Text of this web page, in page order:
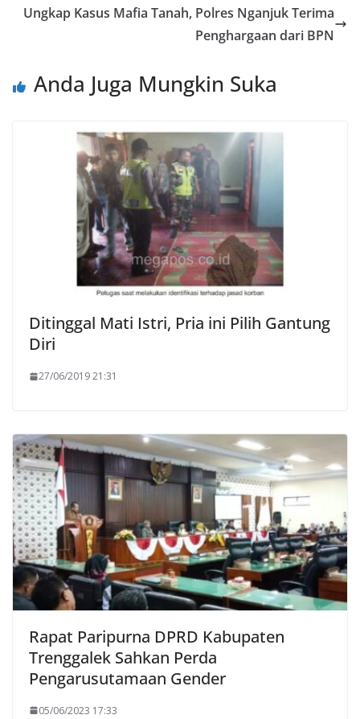
Ungkap Kasus Mafia Tanah, Polres Nganjuk Terima
Penghargaan dari BPN
Anda Juga Mungkin Suka
Ditinggal Mati Istri, Pria ini Pilih Gantung
Diri
27/06/2019 21:31
Rapat Paripurna DPRD Kabupaten
Trenggalek Sahkan Perda
Pengarusutamaan Gender
05/06/2023 17:33